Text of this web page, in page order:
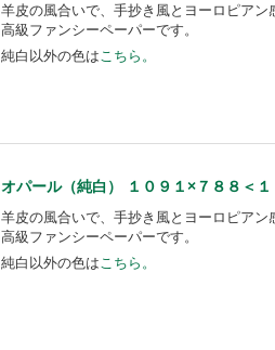
羊皮の風合いで、手抄き風とヨーロピアン
高級ファンシーペーパーです。
純白以外の色は こちら。
オパール（純白） １０９１×７８８＜
羊皮の風合いで、手抄き風とヨーロピアン
高級ファンシーペーパーです。
純白以外の色は こちら。